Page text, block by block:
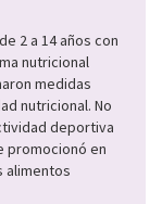
2 a 14 años con
nutricional
medidas
nutricional. No
deportiva
promocionó en
alimentos